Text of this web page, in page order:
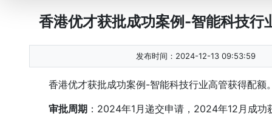
香港优才获批成功案例-智能科技行
发布时间：2024-12-13 09:53:59
香港优才获批成功案例-智能科技行业高管获得配额
审批周期 ：2024年1月递交申请，2024年12月成功